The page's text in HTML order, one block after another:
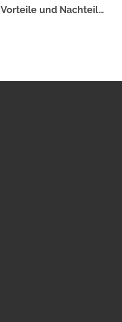
Vorteile und Nachteile